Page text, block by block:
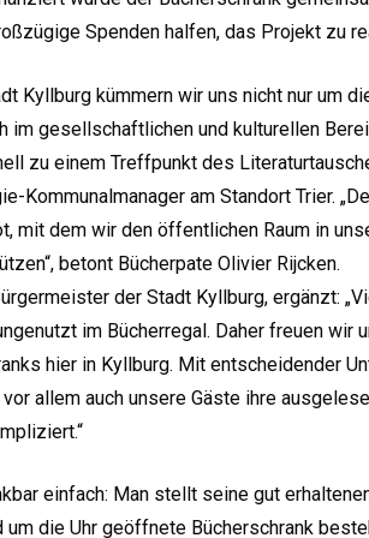
Spenden halfen, das Projekt zu
Kyllburg kümmern wir uns nicht nur um
im gesellschaftlichen und kulturellen
zu einem Treffpunkt des
Kommunalmanager am Standort Trier.
mit dem wir den öffentlichen Raum in
betont Bücherpate Olivier Rijcken.
der Stadt Kyllburg, ergänzt:
im Bücherregal. Daher freuen wir
hier in Kyllburg. Mit entscheidender
allem auch unsere Gäste ihre
einfach: Man stellt seine gut
um die Uhr geöffnete Bücherschrank